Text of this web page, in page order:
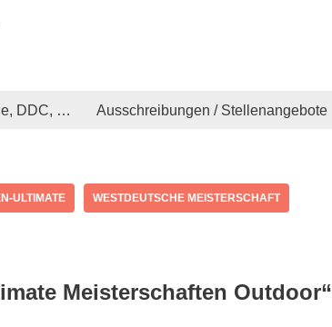
DDC, … Ausschreibungen / Stellenangebote
ULTIMATE WESTDEUTSCHE MEISTERSCHAFT
Meisterschaften Outdoor“